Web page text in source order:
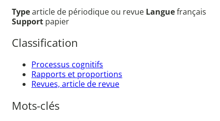
Typearticle de périodique ou revue Languefrançais
Support papier
Classification
Processus cognitifs
Rapports et proportions
Revues, article de revue
Mots-clés